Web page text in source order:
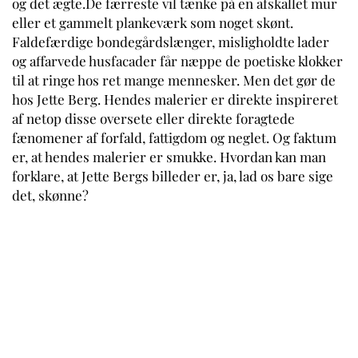
eller et gammelt plankeværk som noget skønt.
Faldefærdige bondegårdslænger, misligholdte lader
og affarvede husfacader får næppe de poetiske klokker
til at ringe hos ret mange mennesker. Men det gør de
hos Jette Berg. Hendes malerier er direkte inspireret
af netop disse oversete eller direkte foragtede
fænomener af forfald, fattigdom og neglet. Og faktum
er, at hendes malerier er smukke. Hvordan kan man
forklare, at Jette Bergs billeder er, ja, lad os bare sige
det, skønne?